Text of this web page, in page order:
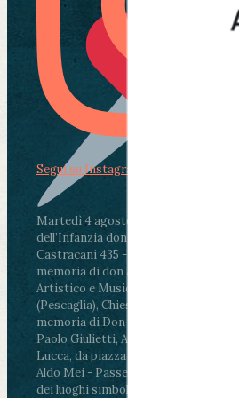
Martedì 4 agosto2026
ore 11:30 -
dell’Infanzia don Aldo Mei - Viale
Castracani 435 - Inaugurazione
memoria di don Aldo Mei curato dal
Artistico e Musicale “Passaglia”
(Pescaglia), Chiesa parrocchiale -
memoria di Don Aldo Mei celebrata
Paolo Giulietti, Arcivescovo di Lucca
Lucca, da piazza San Michele al
Aldo Mei - Passeggiata della
dei luoghi simbolo della città. Ritrovo
Segui su Instagram